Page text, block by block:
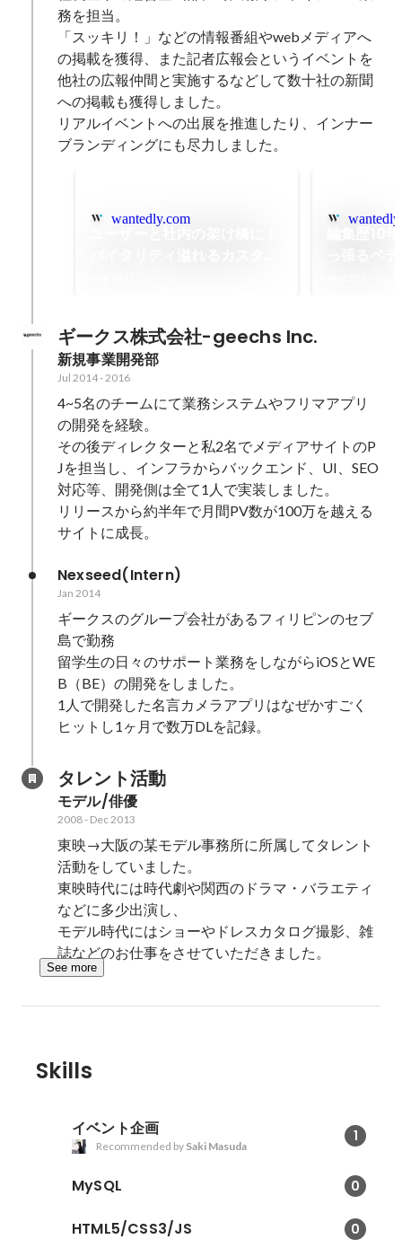
務を担当。
「スッキリ！」などの情報番組やwebメディアへ
の掲載を獲得、また記者広報会というイベントを
他社の広報仲間と実施するなどして数十社の新聞
への掲載も獲得しました。
リアルイベントへの出展を推進したり、インナー
ブランディングにも尽力しました。
wantedly.com
ギークス株式会社-geechs Inc.
新規事業開発部
Jul 2014- 2016
4~5名のチームにて業務システムやフリマアプリ
の開発を経験。
その後ディレクターと私2名でメディアサイトのP
Jを担当し、インフラからバックエンド、UI、SEO
対応等、開発側は全て1人で実装しました。
リリースから約半年で月間PV数が100万を越える
サイトに成長。
Nexseed(Intern)
Jan 2014
ギークスのグループ会社があるフィリピンのセブ
島で勤務
留学生の日々のサポート業務をしながらiOSとWE
B（BE）の開発をしました。
1人で開発した名言カメラアプリはなぜかすごく
タレント活動
モデル/俳優
2008- Dec 2013
東映→大阪の某モデル事務所に所属してタレント
活動をしていました。
東映時代には時代劇や関西のドラマ・バラエティ
などに多少出演し、
モデル時代にはショーやドレスカタログ撮影、雑
誌などのお仕事をさせていただきました。
See more
Skills
イベント企画 1
Recommended by Saki Masuda
MySQL 0
HTML5/CSS3/JS 0